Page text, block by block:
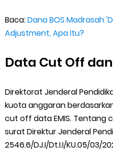
Baca:Dana BOS Madrasah
Adjustment, Apa Itu?
Data Cut Off dan
Direktorat Jenderal
kuota anggaran
cut off data EMIS. Tentang
surat Direktur Jenderal
2546.6/DJ.I/Dt.I.I/KU.05/03/